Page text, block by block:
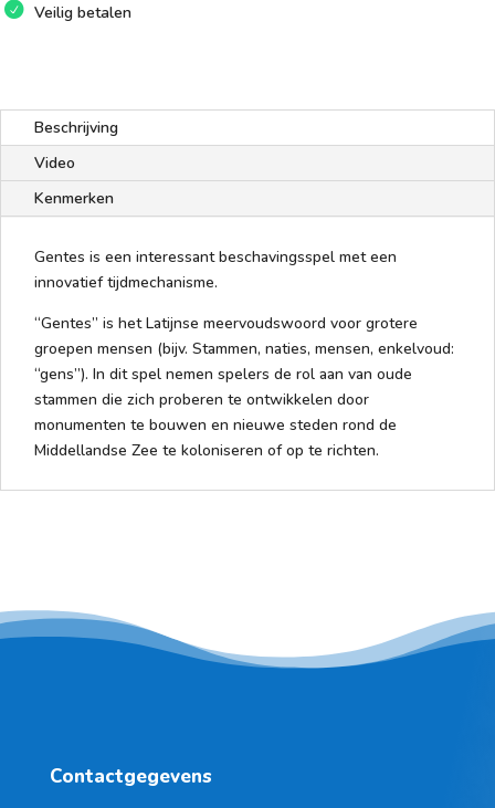
Veilig betalen
Beschrijving
Video
Kenmerken
Gentes is een interessant beschavingsspel met een
innovatief tijdmechanisme.
“Gentes” is het Latijnse meervoudswoord voor grotere
groepen mensen (bijv. Stammen, naties, mensen, enkelvoud:
“gens”). In dit spel nemen spelers de rol aan van oude
stammen die zich proberen te ontwikkelen door
monumenten te bouwen en nieuwe steden rond de
Middellandse Zee te koloniseren of op te richten.
Contactgegevens